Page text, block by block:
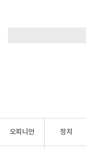
오피니언 정치